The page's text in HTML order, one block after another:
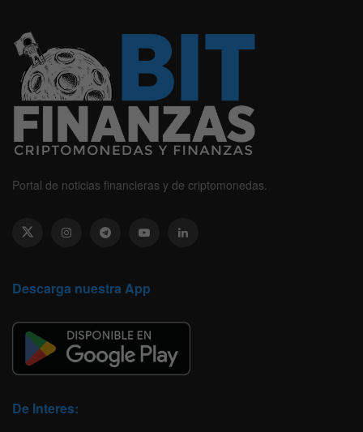
Portal de noticias financieras y de criptomonedas.
Descarga nuestra App
De Interes: